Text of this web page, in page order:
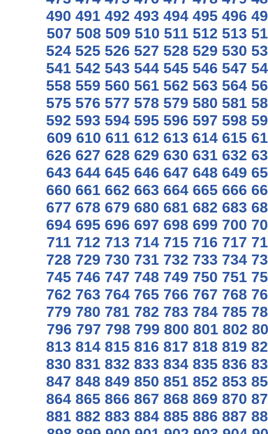
490 491 492 493 494 495 496
507 508 509 510 511 512 513
524 525 526 527 528 529 530
541 542 543 544 545 546 547
558 559 560 561 562 563 564
575 576 577 578 579 580 581
592 593 594 595 596 597 598
609 610 611 612 613 614 615
626 627 628 629 630 631 632
643 644 645 646 647 648 649
660 661 662 663 664 665 666
677 678 679 680 681 682 683
694 695 696 697 698 699 700
711 712 713 714 715 716 717
728 729 730 731 732 733 734
745 746 747 748 749 750 751
762 763 764 765 766 767 768
779 780 781 782 783 784 785
796 797 798 799 800 801 802
813 814 815 816 817 818 819
830 831 832 833 834 835 836
847 848 849 850 851 852 853
864 865 866 867 868 869 870
881 882 883 884 885 886 887